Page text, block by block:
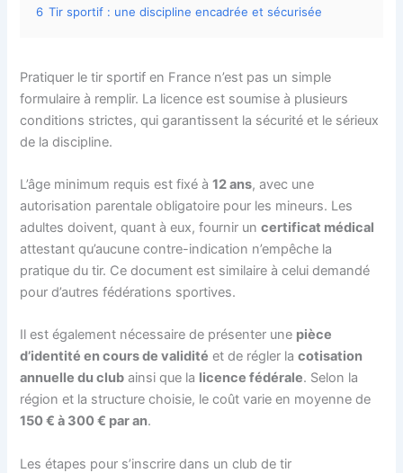
6 Tir sportif : une discipline encadrée et sécurisée
Pratiquer le tir sportif en France n’est pas un simple
formulaire à remplir. La licence est soumise à plusieurs
conditions strictes, qui garantissent la sécurité et le sérieux
de la discipline.
L’âge minimum requis est fixé à12 ans, avec une
autorisation parentale obligatoire pour les mineurs. Les
adultes doivent, quant à eux, fournir uncertificat médical
attestant qu’aucune contre-indication n’empêche la
pratique du tir. Ce document est similaire à celui demandé
pour d’autres fédérations sportives.
Il est également nécessaire de présenter une pièce
d’identité en cours de validité et de régler lacotisation
annuelle du club ainsi que la licence fédérale. Selon la
région et la structure choisie, le coût varie en moyenne de
150 € à 300 € par an.
Les étapes pour s’inscrire dans un club de tir